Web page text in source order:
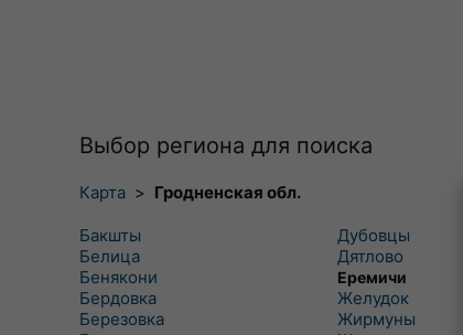
Выбор региона для поиска
Карта > Гродненская обл.
Бакшты
Белица
Бенякони
Бердовка
Березовка
Дубовцы
Дятлово
Еремичи
Желудок
Жирмуны